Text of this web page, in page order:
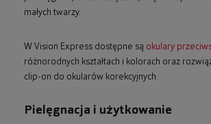
małych twarzy.
W Vision Express dostępne są okulary
różnorodnych kształtach i kolorach oraz
clip-on do okularów korekcyjnych.
Pielęgnacja i użytkowanie